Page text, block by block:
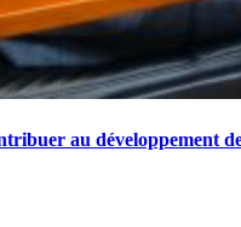
au développement